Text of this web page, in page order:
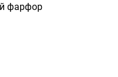
фарфор